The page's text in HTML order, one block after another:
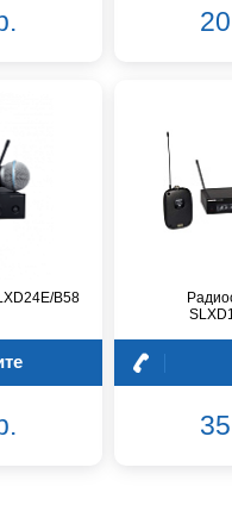
B58